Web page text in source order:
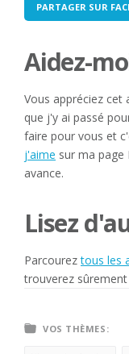
PARTAGER SUR
Aidez-
Vous appréciez
que j'y ai passé
faire pour vous et
j'aime sur ma page
avance.
Lisez
Parcoureztous les
trouverez
VOS THÈMES: